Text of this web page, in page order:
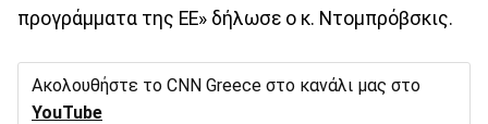
προγράμματα της ΕΕ» δήλωσε ο κ. Ντομπρόβσκις.
Ακολουθήστε το CNN Greece στο κανάλι μας στο
YouTube